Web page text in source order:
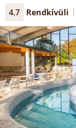
4.7 Rendkívüli